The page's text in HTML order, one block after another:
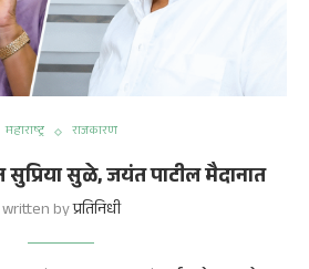
महाराष्ट्र राजकारण
सुप्रिया सुळे, जयंत पाटील मैदानात
written byप्रतिनिधी